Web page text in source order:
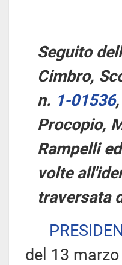
Seguito
Cimbro,
n. 1-01536
Procopio,
Rampelli
volte
traversata
del 13